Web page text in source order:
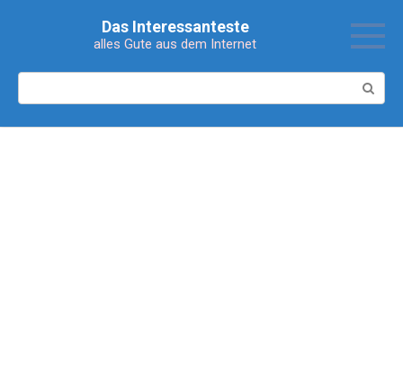
Das Interessanteste
alles Gute aus dem Internet